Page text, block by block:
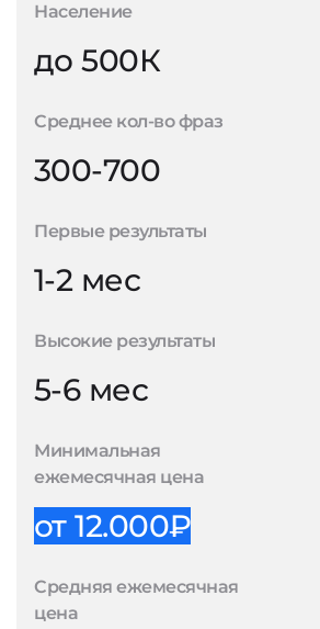
Население
до 500К
Среднее кол-во фраз
300-700
Первые результаты
1-2 мес
Высокие результаты
5-6 мес
Минимальная
ежемесячная цена
от 12.000₽
Средняя ежемесячная
цена